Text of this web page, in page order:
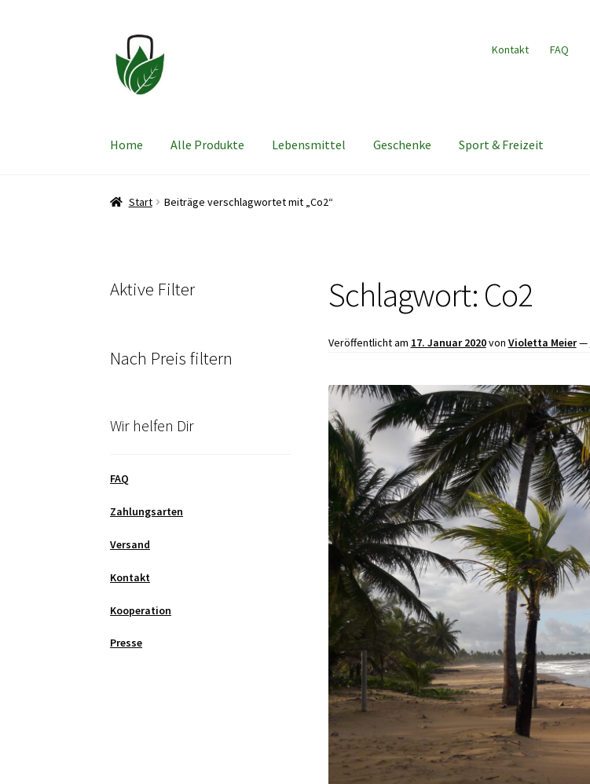
Zur
Navigation
springen
Zum
Inhalt
springen
Kontakt FAQ
Home Alle Produkte Lebensmittel Geschenke Sport & Freizeit
Start Beiträge verschlagwortet mit „Co2“
Schlagwort: Co2
Veröffentlicht am 17. Januar 2020von Violetta Meier—
Aktive Filter
Nach Preis filtern
Wir helfen Dir
FAQ
Zahlungsarten
Versand
Kontakt
Kooperation
Presse